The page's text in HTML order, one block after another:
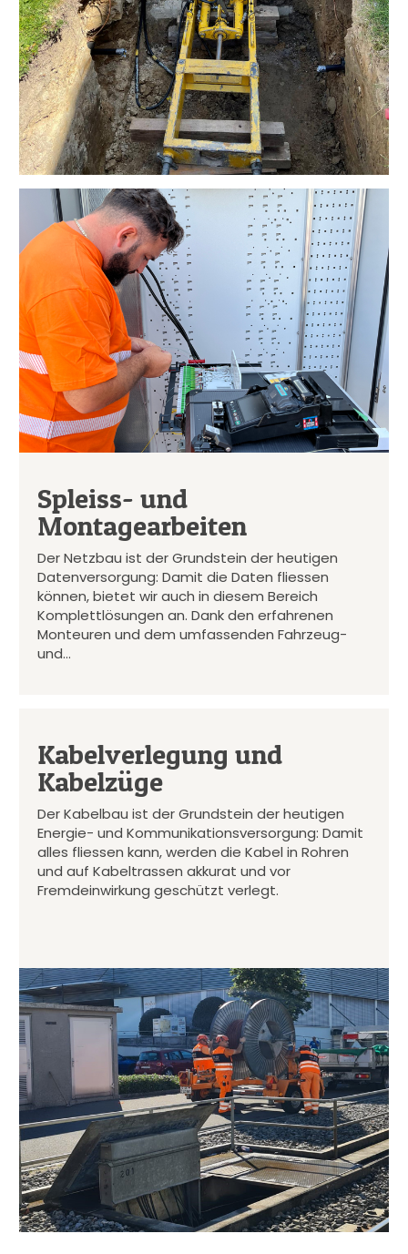
Spleiss- und
Montagearbeiten
Der Netzbau ist der Grundstein der heutigen
Datenversorgung: Damit die Daten fliessen
können, bietet wir auch in diesem Bereich
Komplettlösungen an. Dank den erfahrenen
Monteuren und dem umfassenden Fahrzeug-
und…
Kabelverlegung und
Kabelzüge
Der Kabelbau ist der Grundstein der heutigen
Energie- und Kommunikationsversorgung: Damit
alles fliessen kann, werden die Kabel in Rohren
und auf Kabeltrassen akkurat und vor
Fremdeinwirkung geschützt verlegt.